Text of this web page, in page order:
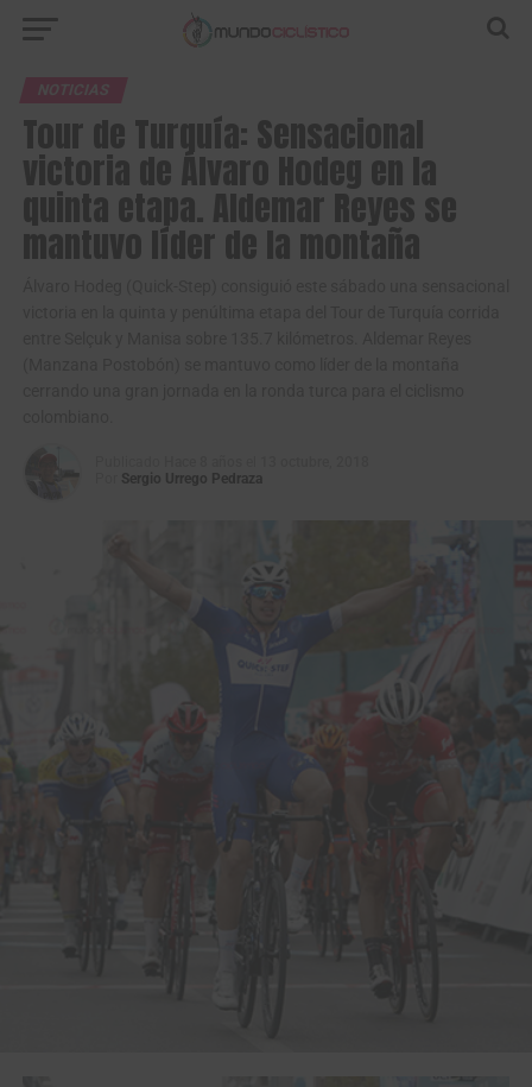
NOTICIAS
Tour de Turquía: Sensacional
victoria de Álvaro Hodeg en la
quinta etapa. Aldemar Reyes se
mantuvo líder de la montaña
Sergio Urrego Pedraza